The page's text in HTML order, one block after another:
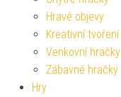
Hravé objevy
Kreativní tvoření
Venkovní hračky
Zábavné hračky
Hry